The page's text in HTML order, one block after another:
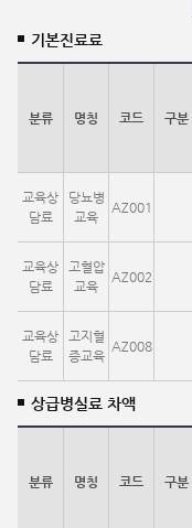
기본진료료
분류 명칭 코드 구분
교육상
담료
당뇨병
교육
AZ001
교육상
담료
고혈압
교육
AZ002
교육상
담료
고지혈
증교육
AZ008
상급병실료 차액
분류 명칭 코드 구분